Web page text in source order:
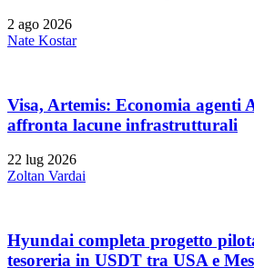
2 ago 2026
Nate Kostar
Visa, Artemis: Economia agenti
affronta lacune infrastrutturali
22 lug 2026
Zoltan Vardai
Hyundai completa progetto
tesoreria in USDT tra USA e